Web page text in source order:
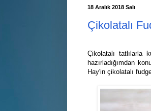
18 Aralık 2018 Salı
Çikolatalı
Çikolatalı tatlılarla
hazırladığımdan
Hay'in çikolatalı